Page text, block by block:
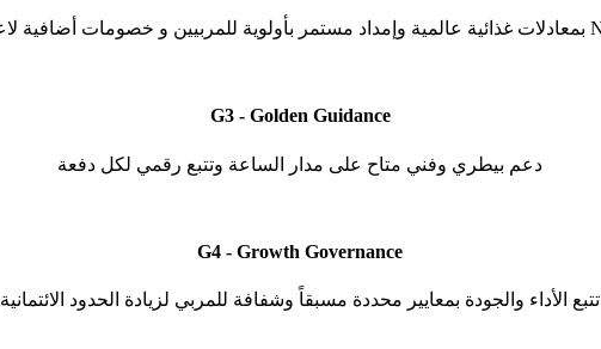
G3 - Golden Guidance
دعم بيطري وفني متاح على مدار الساعة وتتبع رقمي لكل دفعة
G4 - Growth Governance
تتبع الأداء والجودة بمعايير محددة مسبقاً وشفافة للمربي لزيادة الحدود الائتمانية